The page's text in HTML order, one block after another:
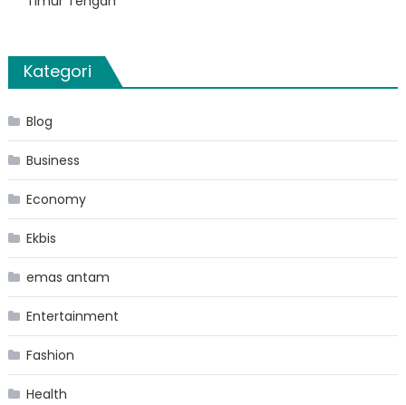
Kategori
Blog
Business
Economy
Ekbis
emas antam
Entertainment
Fashion
Health